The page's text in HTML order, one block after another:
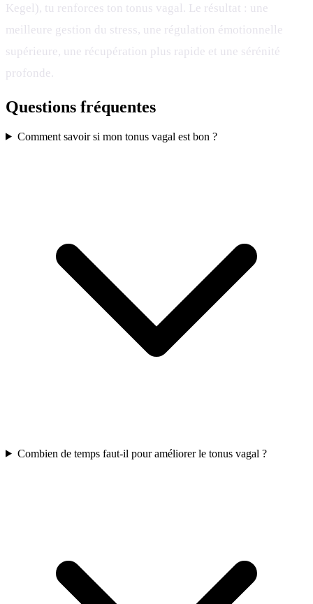
Kegel), tu renforces ton tonus vagal. Le résultat : une
meilleure gestion du stress, une régulation émotionnelle
supérieure, une récupération plus rapide et une sérénité
profonde.
Questions fréquentes
Comment savoir si mon tonus vagal est bon ?
Combien de temps faut-il pour améliorer le tonus vagal ?